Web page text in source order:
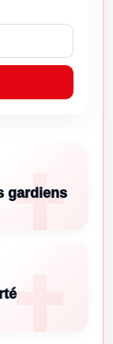
gardiens